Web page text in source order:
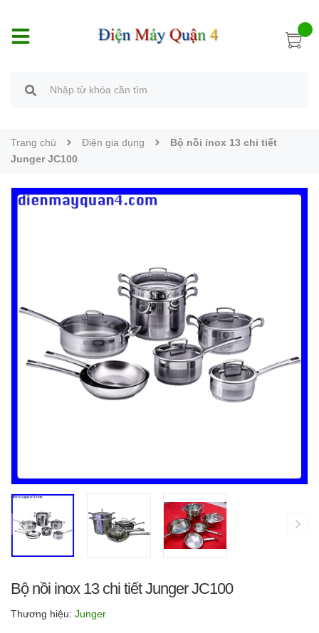
Trang chủ Điện gia dụng
Bộ nồi inox 13 chi tiết
Junger JC100
Bộ nồi inox 13 chi tiết Junger JC100
Thương hiệu: Junger